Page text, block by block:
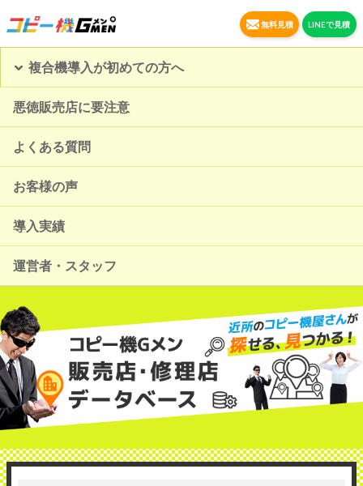
無料見積 LINEで見積
複合機導入が初めての方へ
悪徳販売店に要注意
よくある質問
お客様の声
導入実績
運営者・スタッフ